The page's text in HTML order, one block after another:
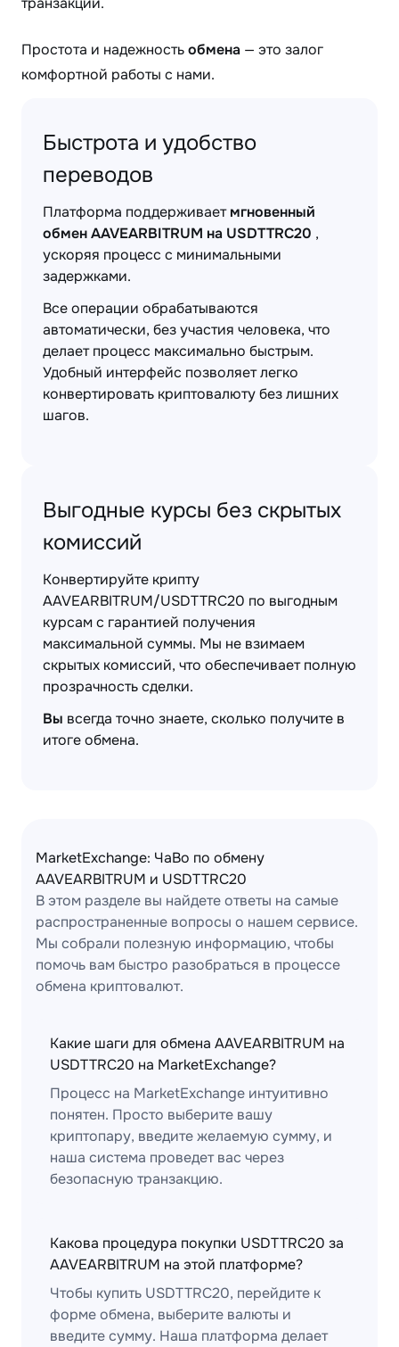
Простота и надежностьобмена — это залог
комфортной работы с нами.
Быстрота и удобство
переводов
Платформа поддерживаетмгновенный
обмен AAVEARBITRUM на USDTTRC20 ,
ускоряя процесс с минимальными
задержками.
Все операции обрабатываются
автоматически, без участия человека, что
делает процесс максимально быстрым.
Удобный интерфейс позволяет легко
конвертировать криптовалюту без лишних
шагов.
Выгодные курсы без скрытых
комиссий
Конвертируйте крипту
AAVEARBITRUM/USDTTRC20 по выгодным
курсам с гарантией получения
максимальной суммы. Мы не взимаем
скрытых комиссий, что обеспечивает полную
прозрачность сделки.
Вы всегда точно знаете, сколько получите в
итоге обмена.
MarketExchange: ЧаВо по обмену
AAVEARBITRUM и USDTTRC20
В этом разделе вы найдете ответы на самые
распространенные вопросы о нашем сервисе.
Мы собрали полезную информацию, чтобы
помочь вам быстро разобраться в процессе
обмена криптовалют.
Какие шаги для обмена AAVEARBITRUM на
USDTTRC20 на MarketExchange?
Процесс на MarketExchange интуитивно
понятен. Просто выберите вашу
криптопару, введите желаемую сумму, и
наша система проведет вас через
безопасную транзакцию.
Какова процедура покупки USDTTRC20 за
AAVEARBITRUM на этой платформе?
Чтобы купить USDTTRC20, перейдите к
форме обмена, выберите валюты и
введите сумму. Наша платформа делает